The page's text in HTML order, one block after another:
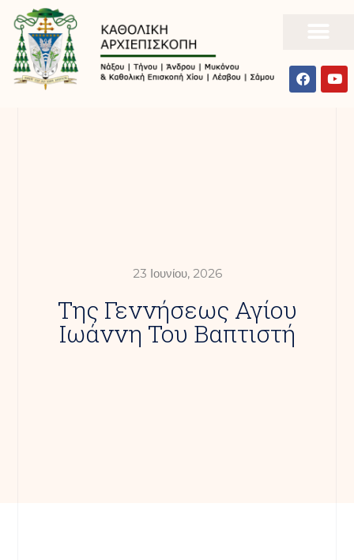
23 Ιουνίου, 2026
Tης Γεννήσεως Αγίου
Ιωάννη Του Βαπτιστή